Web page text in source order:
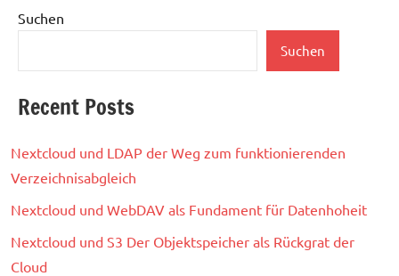
Suchen
Suchen
Recent Posts
Nextcloud und LDAP der Weg zum funktionierenden
Verzeichnisabgleich
Nextcloud und WebDAV als Fundament für Datenhoheit
Nextcloud und S3 Der Objektspeicher als Rückgrat der
Cloud